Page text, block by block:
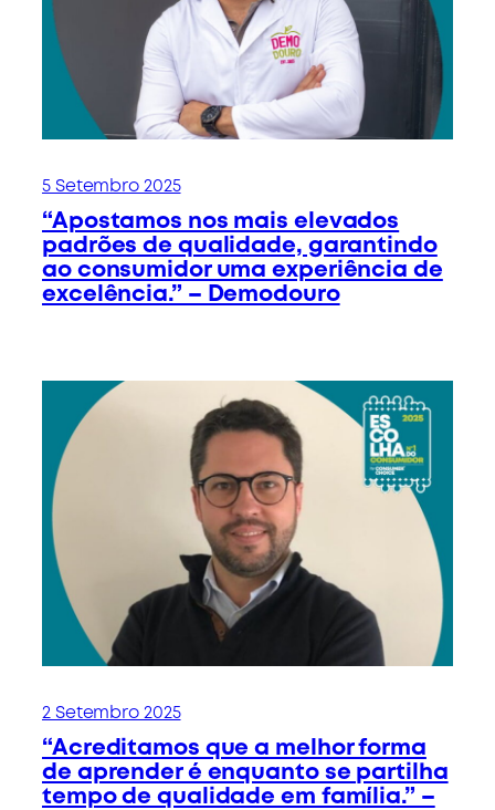
5 Setembro 2025
“Apostamos nos mais elevados
padrões de qualidade, garantindo
ao consumidor uma experiência de
excelência.” – Demodouro
2 Setembro 2025
“Acreditamos que a melhor forma
de aprender é enquanto se partilha
tempo de qualidade em família.” –